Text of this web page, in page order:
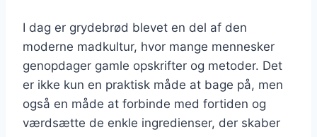
I dag er grydebrød blevet en del af den
moderne madkultur, hvor mange mennesker
genopdager gamle opskrifter og metoder. Det
er ikke kun en praktisk måde at bage på, men
også en måde at forbinde med fortiden og
værdsætte de enkle ingredienser, der skaber